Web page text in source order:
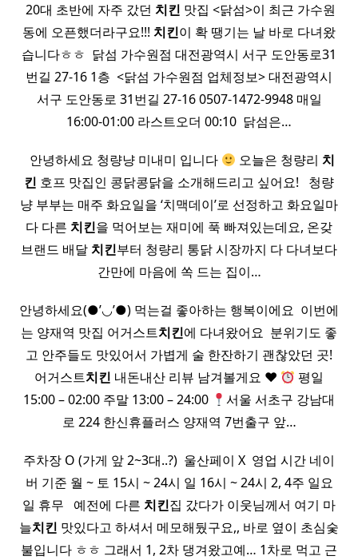
​ 20대 초반에 자주 갔던 치킨 맛집 <닭섬>이 최근 가수원
동에 오픈했더라구요!!! 치킨이 확 땡기는 날 바로 다녀왔
습니다ㅎㅎ ​ 닭섬 가수원점 대전광역시 서구 도안동로31
번길 27-16 1층 ​ <닭섬 가수원점 업체정보> 대전광역시
서구 도안동로 31번길 27-16 0507-1472-9948 매일
16:00-01:00 라스트오더 00:10 ​ 닭섬은…
​ ​ 안녕하세요 청량냥 미내미 입니다 오늘은 청량리치
킨 호프 맛집인 콩닭콩닭을 소개해드리고 싶어요! ​ ​ 청량
냥 부부는 매주 화요일을 ‘치맥데이’로 선정하고 화요일마
다 다른 치킨을 먹어보는 재미에 푹 빠져있는데요, 온갖
브랜드 배달치킨부터 청량리 통닭 시장까지 다 다녀보다
간만에 마음에 쏙 드는 집이…
안녕하세요(●’◡’●) 먹는걸 좋아하는 행복이에요 ​ 이번에
는 양재역 맛집 어거스트치킨에 다녀왔어요 ​ 분위기도 좋
고 안주들도 맛있어서 가볍게 술 한잔하기 괜찮았던 곳!
어거스트치킨 내돈내산 리뷰 남겨볼게요 ♥️
평일
15:00 – 02:00 주말 13:00 – 24:00
서울 서초구 강남대
로 224 한신휴플러스 양재역 7번출구 앞…
주차장 O (가게 앞 2~3대..?) ​ 울산페이 X ​ 영업 시간 네이
버 기준 월 ~ 토 15시 ~ 24시 일 16시 ~ 24시 2, 4주 일요
일 휴무 ​ ​ 예전에 다른 치킨집 갔다가 이웃님께서 여기 마
늘치킨 맛있다고 하셔서 메모해뒀구요,, 바로 옆이 초심숯
불입니다 ㅎㅎ 그래서 1, 2차 댕겨왔고예… 1차로 먹고 근